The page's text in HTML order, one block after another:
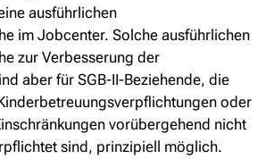
ausführlichen
im Jobcenter. Solche ausführlichen
zur Verbesserung der
aber für SGB-II-Beziehende, die
oder
vorübergehend nicht
sind, prinzipiell möglich.